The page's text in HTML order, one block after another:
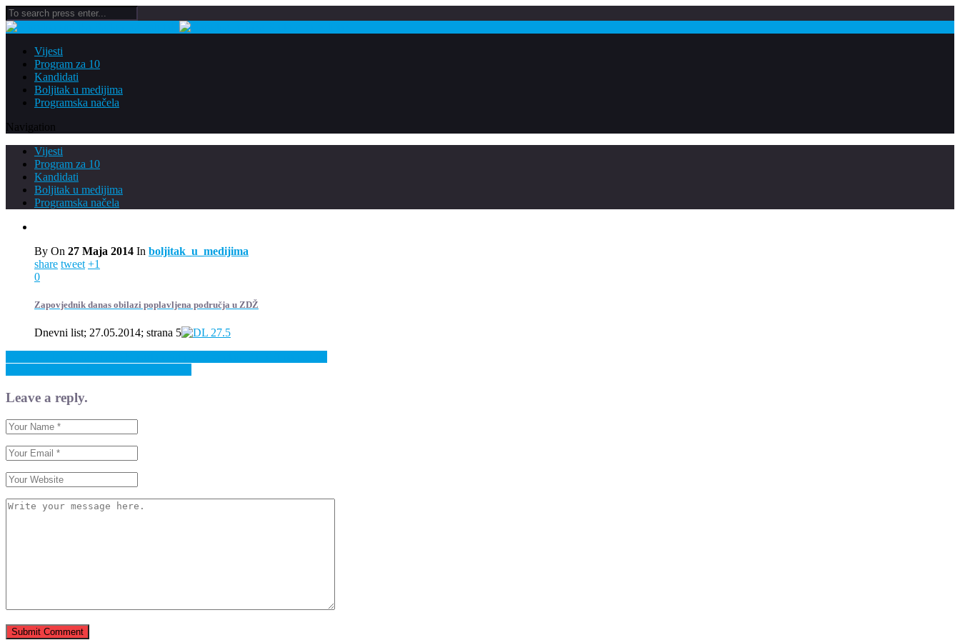
Vijesti
Program za 10
Kandidati
Boljitak u medijima
Programska načela
Navigation
Vijesti
Program za 10
Kandidati
Boljitak u medijima
Programska načela
By On 27 Maja 2014 In boljitak_u_medijima
share tweet +1
0
Zapovjednik danas obilazi poplavljena područja u ZDŽ
Dnevni list; 27.05.2014; strana 5
Leave a reply.